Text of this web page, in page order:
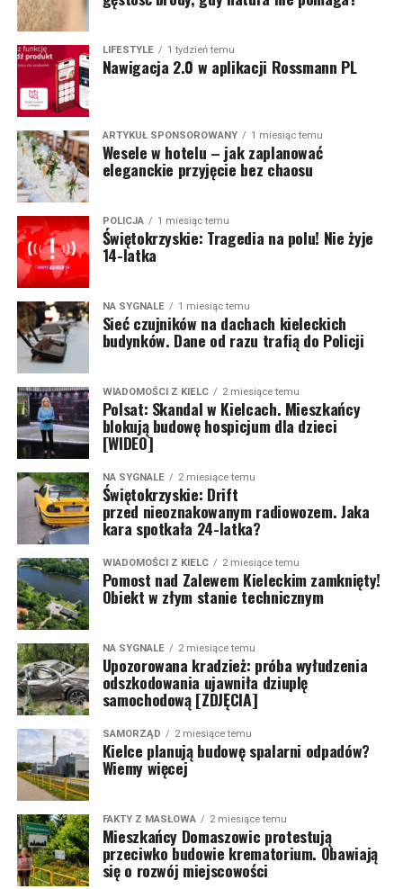
LIFESTYLE 1 tydzień temu
Nawigacja 2.0 w aplikacji Rossmann PL
ARTYKUŁ SPONSOROWANY 1 miesiąc temu
Wesele w hotelu – jak zaplanować
eleganckie przyjęcie bez chaosu
POLICJA 1 miesiąc temu
Świętokrzyskie: Tragedia na polu! Nie żyje
14-latka
NA SYGNALE 1 miesiąc temu
Sieć czujników na dachach kieleckich
budynków. Dane od razu trafią do Policji
WIADOMOŚCI Z KIELC 2 miesiące temu
Polsat: Skandal w Kielcach. Mieszkańcy
blokują budowę hospicjum dla dzieci
[WIDEO]
NA SYGNALE 2 miesiące temu
Świętokrzyskie: Drift
przed nieoznakowanym radiowozem. Jaka
kara spotkała 24-latka?
WIADOMOŚCI Z KIELC 2 miesiące temu
Pomost nad Zalewem Kieleckim zamknięty!
Obiekt w złym stanie technicznym
NA SYGNALE 2 miesiące temu
Upozorowana kradzież: próba wyłudzenia
odszkodowania ujawniła dziuplę
samochodową [ZDJĘCIA]
SAMORZĄD 2 miesiące temu
Kielce planują budowę spalarni odpadów?
Wiemy więcej
FAKTY Z MASŁOWA 2 miesiące temu
Mieszkańcy Domaszowic protestują
przeciwko budowie krematorium. Obawiają
się o rozwój miejscowości